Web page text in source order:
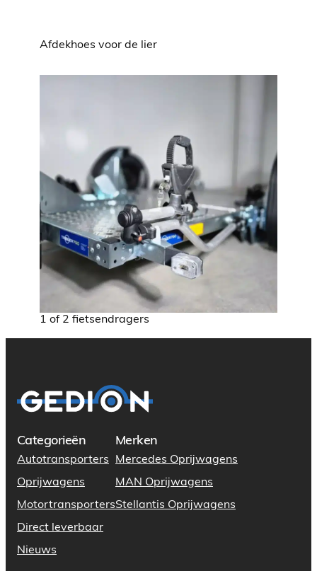
Afdekhoes voor de lier
1 of 2 fietsendragers
Categorieën
Autotransporters
Oprijwagens
Motortransporters
Direct leverbaar
Nieuws
Merken
Mercedes Oprijwagens
MAN Oprijwagens
Stellantis Oprijwagens